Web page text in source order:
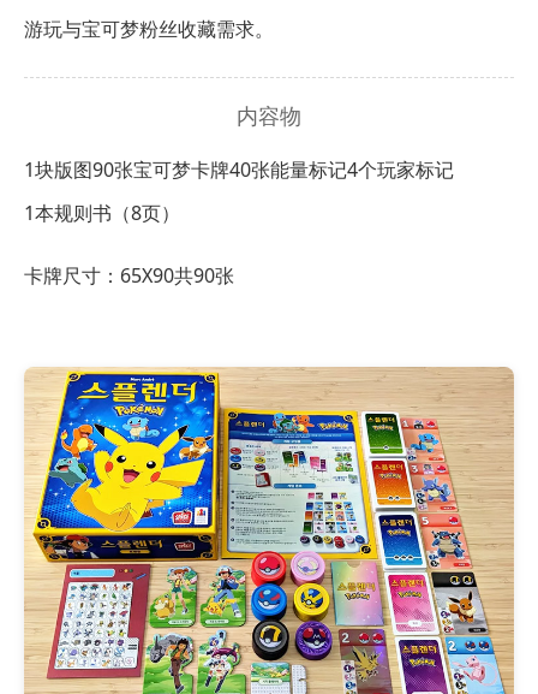
游玩与宝可梦粉丝收藏需求。
内容物
1块版图90张宝可梦卡牌40张能量标记4个玩家标记
1本规则书（8页）
卡牌尺寸：65X90共90张